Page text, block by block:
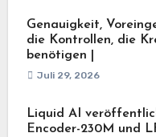
Genauigkeit,
die Kontrollen, die
benötigen |
Juli 29, 2026
Liquid AI
Encoder-230M und